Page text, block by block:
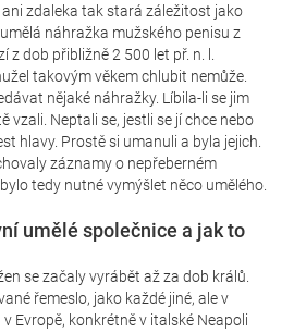
zdaleka tak stará záležitost jako
náhražka mužského penisu z
z dob přibližně 2 500 let př. n. l.
takovým věkem chlubit nemůže.
nějaké náhražky. Líbila-li se jim
vzali. Neptali se, jestli se jí chce nebo
hlavy. Prostě si umanuli a byla jejich.
záznamy o nepřeberném
tedy nutné vymýšlet něco umělého.
umělé společnice a jak to
se začaly vyrábět až za dob králů.
řemeslo, jako každé jiné, ale v
Evropě, konkrétně v italské Neapoli